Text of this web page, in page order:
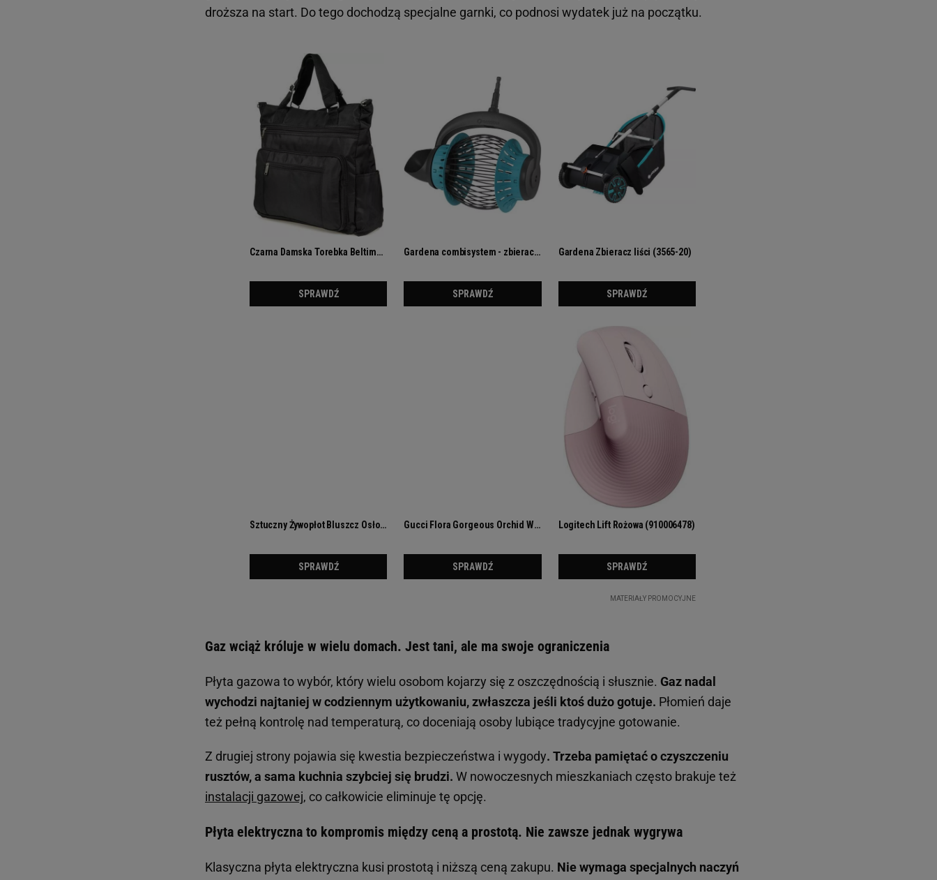
droższa na start. Do tego dochodzą specjalne garnki, co podnosi wydatek już na początku.
Gaz wciąż króluje w wielu domach. Jest tani, ale ma swoje ograniczenia
Płyta gazowa to wybór, który wielu osobom kojarzy się z oszczędnością i słusznie. Gaz nadal
wychodzi najtaniej w codziennym użytkowaniu, zwłaszcza jeśli ktoś dużo gotuje. Płomień daje
też pełną kontrolę nad temperaturą, co doceniają osoby lubiące tradycyjne gotowanie.
Z drugiej strony pojawia się kwestia bezpieczeństwa i wygody. Trzeba pamiętać o czyszczeniu
rusztów, a sama kuchnia szybciej się brudzi. W nowoczesnych mieszkaniach często brakuje też
instalacji gazowej, co całkowicie eliminuje tę opcję.
Płyta elektryczna to kompromis między ceną a prostotą. Nie zawsze jednak wygrywa
Klasyczna płyta elektryczna kusi prostotą i niższą ceną zakupu. Nie wymaga specjalnych naczyń